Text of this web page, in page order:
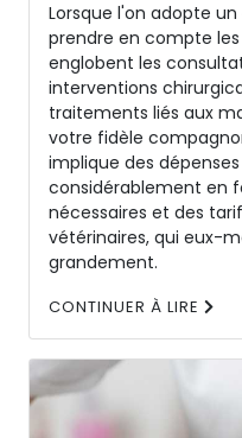
Lorsque l'on adopte
prendre en compte
englobent les
interventions
traitements liés aux
votre fidèle
implique des
considérablement en
nécessaires et des
vétérinaires, qui eux-
grandement.
CONTINUER À LIRE